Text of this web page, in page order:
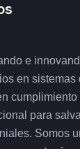
e
en sistemas
para
Somos